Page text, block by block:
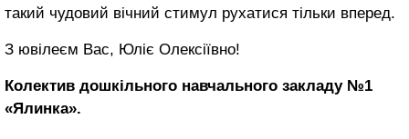
такий чудовий вічний стимул рухатися тільки вперед.
З ювілеєм Вас, Юліє Олексіївно!
Колектив дошкільного навчального закладу №1
«Ялинка».